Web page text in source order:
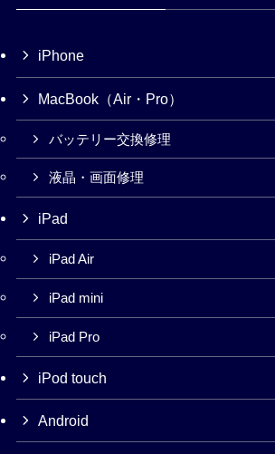
iPhone
MacBook（Air・Pro）
バッテリー交換修理
液晶・画面修理
iPad
iPad Air
iPad mini
iPad Pro
iPod touch
Android